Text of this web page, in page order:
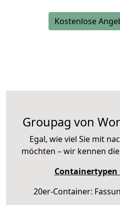
Kostenlose
Groupag von
Egal, wie viel Sie mit
möchten – wir kennen
Containertypen
20er-Container: